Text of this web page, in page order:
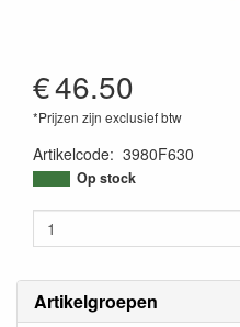
Artikelgroepen
€46.50
*Prijzen zijn exclusief btw
Artikelcode: 3980F630
Op stock